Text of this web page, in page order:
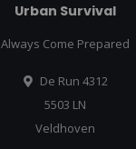
Urban Survival
Always Come Prepared
De Run 4312
5503 LN
Veldhoven